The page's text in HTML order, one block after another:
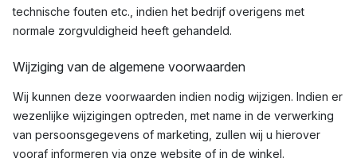
technische fouten etc., indien het bedrijf overigens met
normale zorgvuldigheid heeft gehandeld.
Wijziging van de algemene voorwaarden
Wij kunnen deze voorwaarden indien nodig wijzigen. Indien er
wezenlijke wijzigingen optreden, met name in de verwerking
van persoonsgegevens of marketing, zullen wij u hierover
vooraf informeren via onze website of in de winkel.